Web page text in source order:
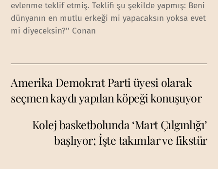
evlenme teklif etmiş. Teklifi şu şekilde yapmış: Beni
dünyanın en mutlu erkeği mi yapacaksın yoksa evet
mi diyeceksin?’’ Conan
Amerika Demokrat Parti üyesi olarak
seçmen kaydı yapılan köpeği konuşuyor
Kolej basketbolunda ‘Mart Çılgınlığı’
başlıyor; İşte takımlar ve fikstür